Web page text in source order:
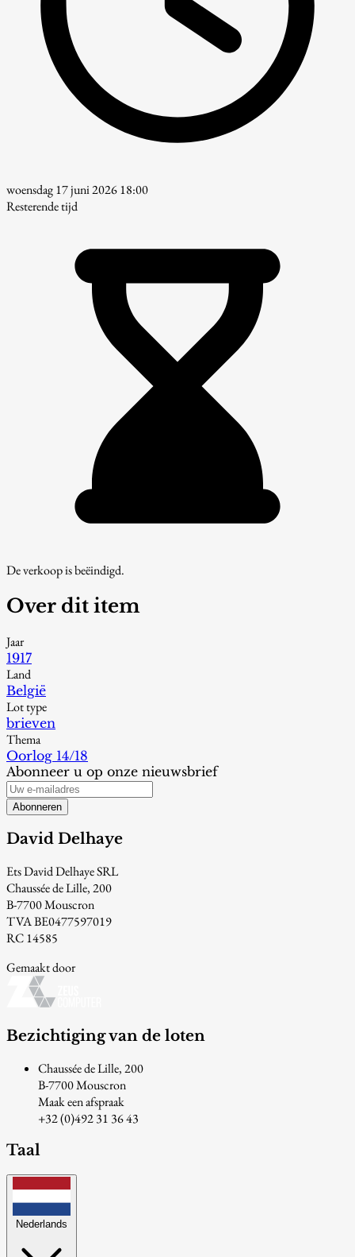
woensdag 17 juni 2026 18:00
Resterende tijd
De verkoop is beëindigd.
Over dit item
Jaar
1917
Land
België
Lot type
brieven
Thema
Oorlog 14/18
Abonneer u op onze nieuwsbrief
Abonneren
David Delhaye
Ets David Delhaye SRL
Chaussée de Lille, 200
B-7700 Mouscron
TVA BE0477597019
RC 14585
Gemaakt door
Bezichtiging van de loten
Chaussée de Lille, 200
B-7700 Mouscron
Maak een afspraak
+32 (0)492 31 36 43
Taal
Nederlands